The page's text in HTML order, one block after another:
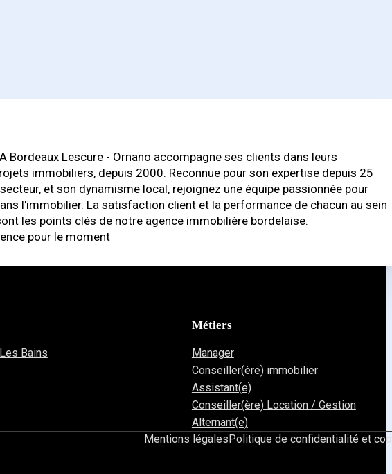
Bordeaux Lescure - Ornano accompagne ses clients dans leurs
immobiliers, depuis 2000. Reconnue pour son expertise depuis 25
et son dynamisme local, rejoignez une équipe passionnée pour
l'immobilier. La satisfaction client et la performance de chacun au sein
les points clés de notre agence immobilière bordelaise.
pour le moment
Bains
Métiers
Manager
Conseiller(ère) immobilier
Assistant(e)
Conseiller(ère) Location / Gestion
Alternant(e)
Mentions légalesPolitique de confidentialité et